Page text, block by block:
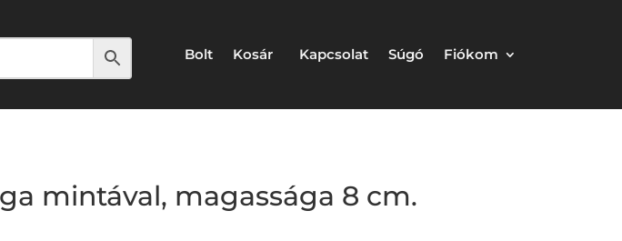
Bolt Kosár Kapcsolat Súgó Fiókom
mintával, magassága 8 cm.